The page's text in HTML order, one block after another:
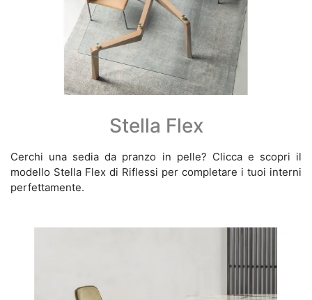
Stella Flex
Cerchi una sedia da pranzo in pelle? Clicca e scopri il
modello Stella Flex di Riflessi per completare i tuoi interni
perfettamente.